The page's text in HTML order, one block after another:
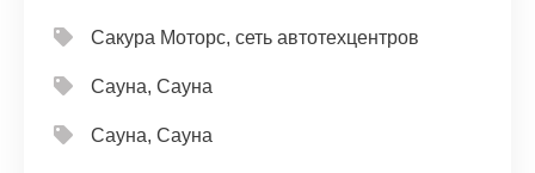
Сакура Моторс, сеть автотехцентров
Сауна, Сауна
Сауна, Сауна